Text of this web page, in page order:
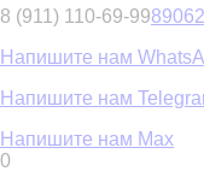
8 (911) 110-69-99
Напишите нам
Напишите нам
Напишите нам Max
0